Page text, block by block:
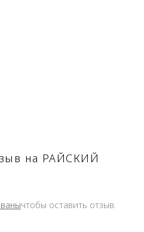
на РАЙСКИЙ
чтобы оставить отзыв.